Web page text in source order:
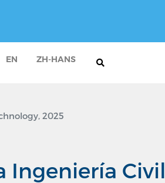
EN ZH-HANS
2025
Ingeniería Civil